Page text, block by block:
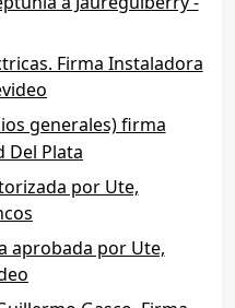
Firma Instaladora
generales) firma
Del Plata
por Ute,
aprobada por Ute,